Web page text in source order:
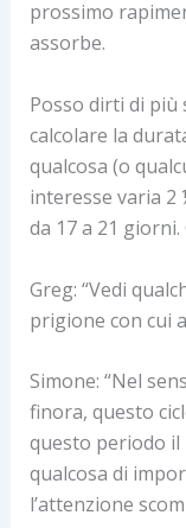
prossimo
assorbe.
Posso dirti di più
calcolare la
qualcosa (o
interesse varia
da 17 a 21 giorni.
Greg: “Vedi
prigione con cui
Simone: “Nel
finora, questo
questo periodo
qualcosa di
l’attenzione